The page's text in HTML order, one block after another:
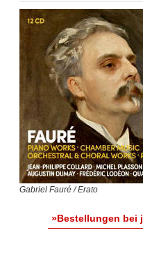
Gabriel Fauré / Erato
»Bestellungen bei